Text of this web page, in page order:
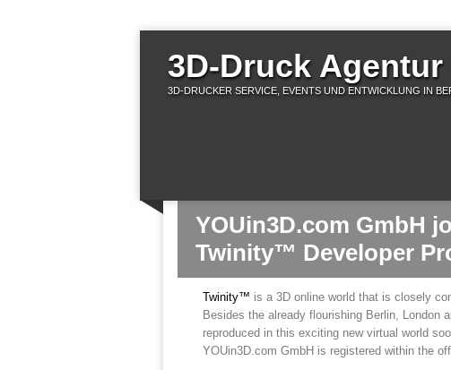
3D-Druck
3D-DRUCKER SERVICE, EVENTS UND ENTWICKLUNG IN
YOUin3D.com GmbH
Twinity™ Developer
Twinity™ is a 3D online world that is closely
Besides the already flourishing Berlin, London
reproduced in this exciting new virtual world
YOUin3D.com GmbH is registered within the